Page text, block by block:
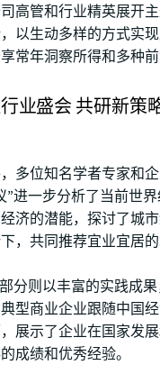
高管和行业精英展开
以生动多样的方式实
常年洞察所得和多种
业盛会 共研新策
多位知名学者专家和
”进一步分析了当前世
济的潜能，探讨了城
，共同推荐宜业宜居
分则以丰富的实践成
型商业企业跟随中国
展示了企业在国家发
成绩和优秀经验。